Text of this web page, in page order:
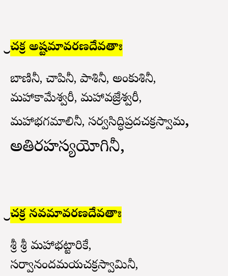
శ్రీచక్ర అష్టమావరణదేవతాః
బాణినీ, చాపినీ, పాశినీ, అంకుశినీ,
మహాకామేశ్వరీ, మహావజ్రేశ్వరీ,
మహాభగమాలినీ, సర్వసిద్ధిప్రదచక్రస్వామ,
అతిరహస్యయోగినీ,
శ్రీచక్ర నవమావరణదేవతాః
శ్రీ శ్రీ మహాభట్టారికే,
సర్వానందమయచక్రస్వామినీ,